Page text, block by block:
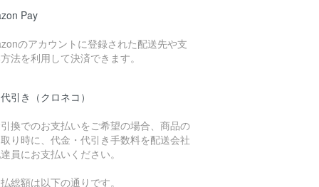
Pay
のアカウントに登録された配送先や支
法を利用して決済できます。
引き（クロネコ）
換でのお支払いをご希望の場合、商品の
り時に、代金・代引き手数料を配送会社
員にお支払いください。
総額は以下の通りです。